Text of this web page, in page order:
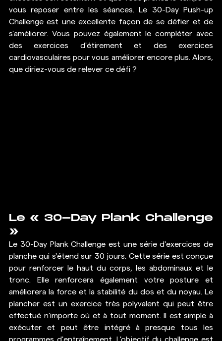
vous reposer entre les séances. Le 30-Day Push-up
Challenge est une excellente façon de se défier et de
s'améliorer. Vous pouvez également le compléter avec
des exercices d'étirement et des exercices
cardiovasculaires pour vous améliorer encore plus. Alors,
que diriez-vous de relever ce défi ?
Le « 30-Day Plank Challenge
»
Le 30-Day Plank Challenge est une série d'exercices de
planche qui s'étend sur 30 jours. Cette série est conçue
pour renforcer le haut du corps, les abdominaux et le
tronc. Elle renforcera également votre posture et
améliorera la force et la stabilité du dos et du noyau. Le
plancher est un exercice très polyvalent qui peut être
effectué n'importe où et à tout moment. Il est simple à
exécuter et peut être intégré à presque tous les
programmes d'entraînement. L'objectif du challenge est